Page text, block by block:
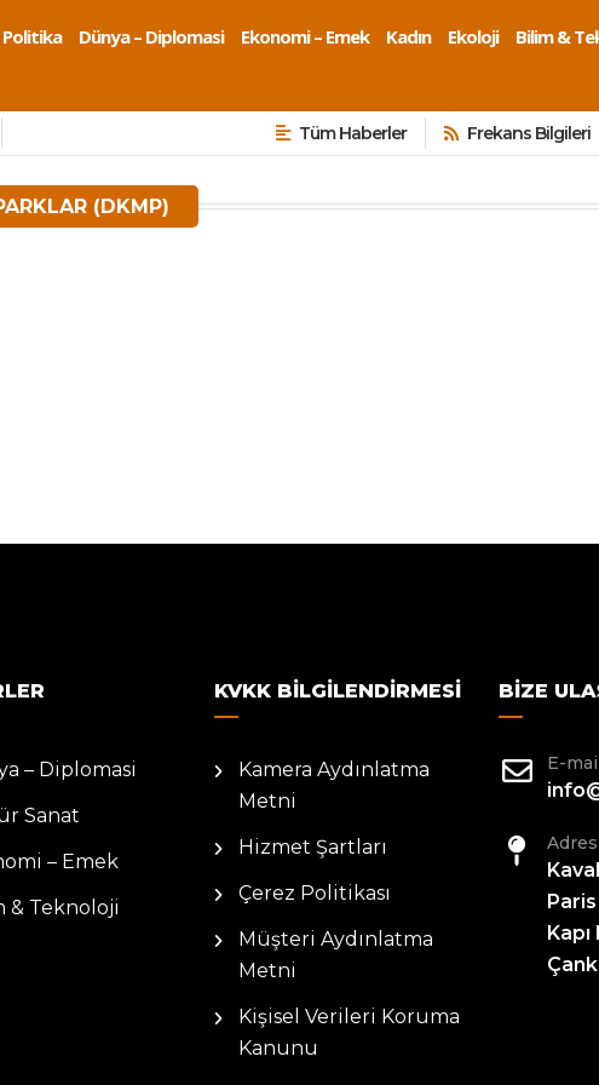
Politika Dünya – Diplomasi Ekonomi – Emek Kadın Ekoloji
Bilim &
Tüm Haberler Frekans Bilgileri
(DKMP)
– Diplomasi
Sanat
– Emek
& Teknoloji
KVKK BILGILENDIRMESI
Kamera Aydınlatma
Metni
Hizmet Şartları
Çerez Politikası
Müşteri Aydınlatma
Metni
Kişisel Verileri Koruma
Kanunu
BIZE
E-
Adres
Kapı